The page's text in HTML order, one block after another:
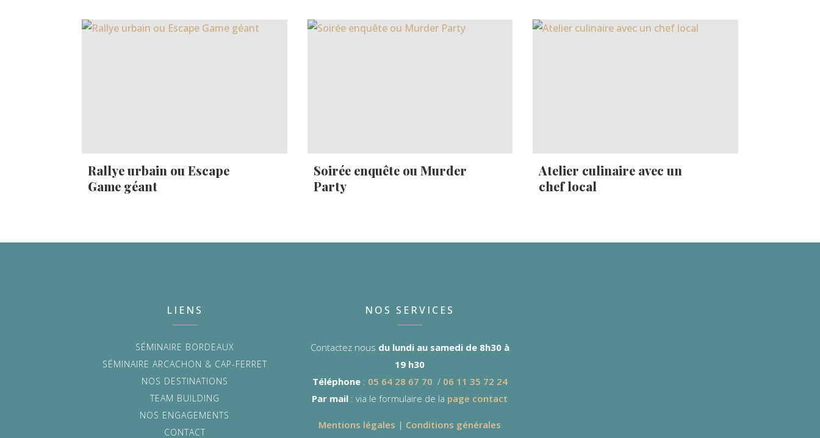
Rallye urbain ou Escape
Game géant
Soirée enquête ou Murder
Party
Atelier culinaire avec un
chef local
LIENS
SÉMINAIRE BORDEAUX
SÉMINAIRE ARCACHON & CAP-FERRET
NOS DESTINATIONS
TEAM BUILDING
NOS ENGAGEMENTS
CONTACT
NOS SERVICES
Contactez nous du lundi au samedi de 8h30 à
19 h30
Téléphone: 05 64 28 67 70 / 06 11 35 72 24
Par mail : via le formulaire de la page contact
Mentions légales | Conditions générales